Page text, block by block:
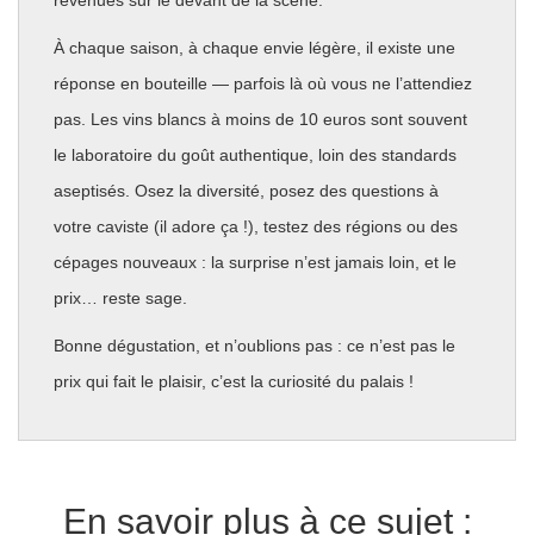
À chaque saison, à chaque envie légère, il existe une
réponse en bouteille — parfois là où vous ne l’attendiez
pas. Les vins blancs à moins de 10 euros sont souvent
le laboratoire du goût authentique, loin des standards
aseptisés. Osez la diversité, posez des questions à
votre caviste (il adore ça !), testez des régions ou des
cépages nouveaux : la surprise n’est jamais loin, et le
prix… reste sage.
Bonne dégustation, et n’oublions pas : ce n’est pas le
prix qui fait le plaisir, c’est la curiosité du palais !
En savoir plus à ce sujet :